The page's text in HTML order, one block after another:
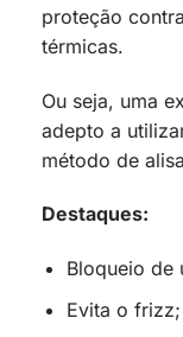
proteção
térmicas.
Ou seja, uma
adepto a
método de
Destaques:
Bloqueio de
Evita o frizz;